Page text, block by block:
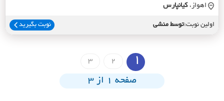
اهواز، کيانپارس
اولین نوبت:توسط منشی نوبت بگیرید
1
2
3
صفحه 1 از 3